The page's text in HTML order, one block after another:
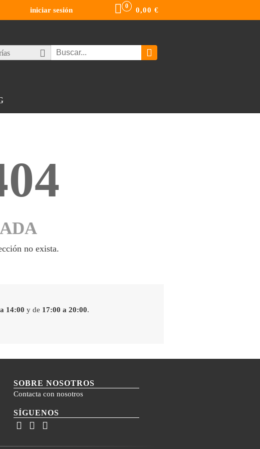
0 0,00 €
iniciar sesión
no exista.
14:00 y de 17:00 a 20:00.
SOBRE NOSOTROS
Contacta con nosotros
SÍGUENOS